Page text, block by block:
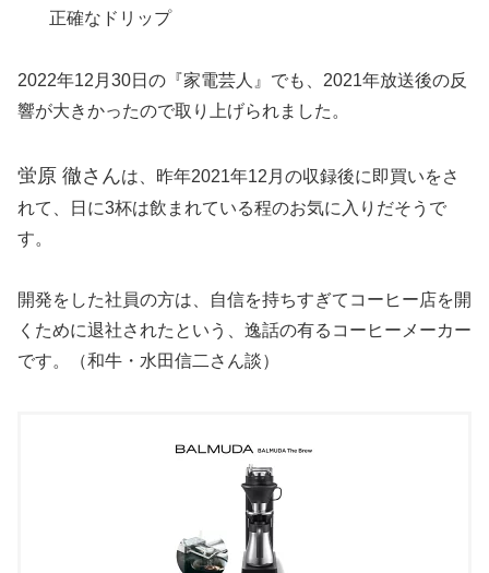
正確なドリップ
2022年12月30日の『家電芸人』でも、2021年放送後の反
響が大きかったので取り上げられました。
蛍原 徹さんは、昨年2021年12月の収録後に即買いをさ
れて、日に3杯は飲まれている程のお気に入りだそうで
す。
開発をした社員の方は、自信を持ちすぎてコーヒー店を開
くために退社されたという、逸話の有るコーヒーメーカー
です。（和牛・水田信二さん談）